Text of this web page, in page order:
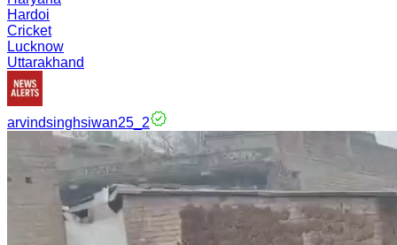
Hardoi
Cricket
Lucknow
Uttarakhand
arvindsinghsiwan25_2